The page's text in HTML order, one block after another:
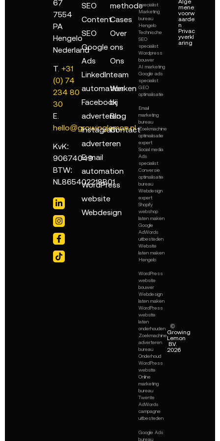
67
7554
PA
Hengelo
Nederland
T. +31
(0) 74
234 80
30
E.
hello@growinglemon.nl
KvK:
90674049
BTW:
NL865402218B01
SEO
Content
SEO
Google
Ads
LinkedIn
automation
Facebook
adverteren
Instagram
adverteren
E-mail
automation
WordPress
website
Webdesign
methode
Cases
Over
ons
Ons
team
Werken
bij
Blog
Contact
specialist
Marketing
bureau
Hengelo
Technische
SEO
specialist
Wordpress
bouwer
AI marketing
Google ads
specialist
GEO
optimalisatie
Email
marketing
bureau
Zoekmachine
optimalisatie
expert
Social media
Ads
specialist
Conversie
optimalisatie
bureau
Webdesign
expert
Shopify
webshop
laten maken
Google
AdWords
uitbesteden
Website
laten maken
Hengelo
WordPress
website
bouwer
Webdesign
laten maken
WordPress
website
laten
onderhouden
Zoekmachine
adverteren
bureau
Onderhoud
WordPress
website
Online
marketing
bureau
Twente
AdWords
campagne
uitbesteden
Google Ads
bureau
©
Growing
Lemon
B.V.
2026
mene
voorw
aarde
n
Privac
yverkl
aring